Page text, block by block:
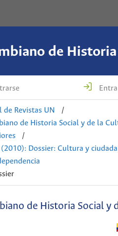
de Revistas UN
/
de Historia Social y de la
/
Dossier: Cultura y
de Historia Social y